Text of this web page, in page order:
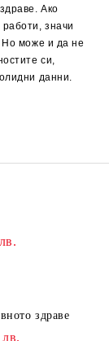
Ако
значи
Но може и да не
си,
данни.
здраве